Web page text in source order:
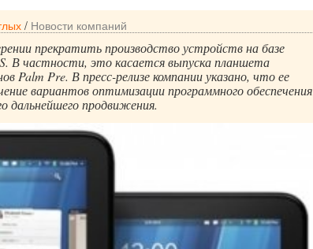
/ Новости компаний
прекратить производство устройств на базе
В частности, это касается выпуска планшета
Palm Pre. В пресс-релизе компании указано, что ее
вариантов оптимизации программного обеспечения
дальнейшего продвижения.